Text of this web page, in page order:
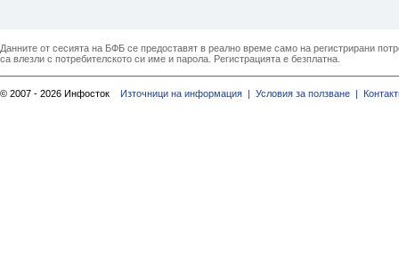
Данните от сесията на БФБ се предоставят в реално време само на регистрирани
са влезли с потребителското си име и парола. Регистрацията е безплатна.
© 2007 - 2026 Инфосток Източници на информация | Условия за ползване |